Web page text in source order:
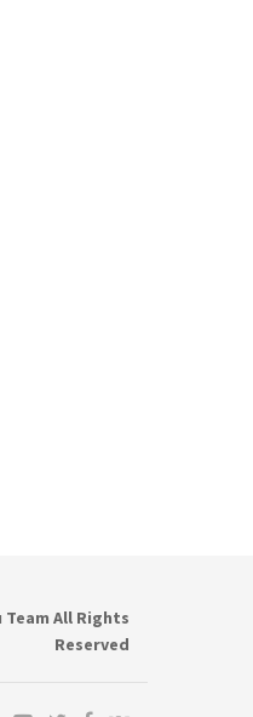
All Rights
Reserved